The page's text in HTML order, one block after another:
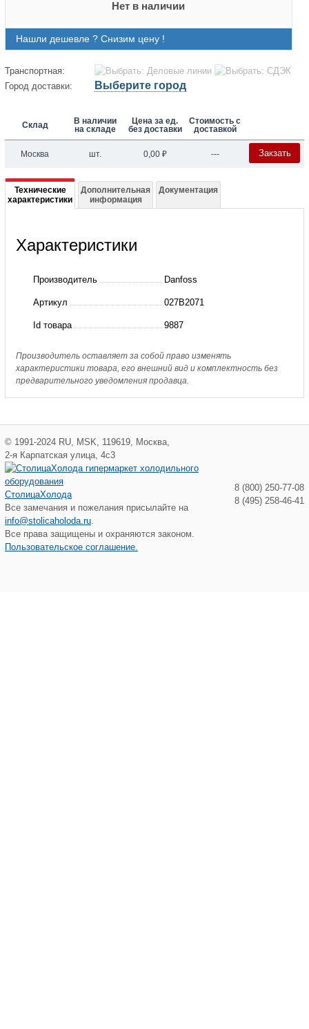
Нет в наличии
Нашли дешевле ? Снизим цену !
Транспортная:
Город доставки:
Выберите город
Склад
В наличии
на складе
Цена за ед.
без доставки
Стоимость с
доставкой
Москва шт. 0,00 ₽ --- Закзать
Подробная
информация
027B2071
5,
6(пр.
класс
Технические
характеристики
Дополнительная
информация
Документация
Характеристики
Производитель Danfoss
Артикул 027B2071
Id товара 9887
Производитель оставляет за собой право изменять
характеристики товара, его внешний вид и комплектность без
предварительного уведомления продавца.
© 1991-2024 RU MSK 119619 Москва
2-я Карпатская улица, 4с3
СтолицаХолода
Все замечания и пожелания присылайте на
info@stolicaholoda.ru
Все права защищены и охраняются законом.
Пользовательское соглашение.
8 (800) 250-77-08
8 (495) 258-46-41